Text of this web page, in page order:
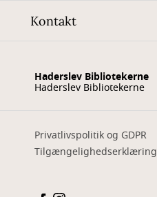
Kontakt
Haderslev Bibliotekerne
Haderslev Bibliotekerne
Privatlivspolitik og GDPR
Tilgængelighedserklæring